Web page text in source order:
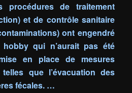
procédures de traitement
et de contrôle sanitaire
ont engendré
qui n’aurait pas été
en place de mesures
telles que l’évacuation des
fécales. …